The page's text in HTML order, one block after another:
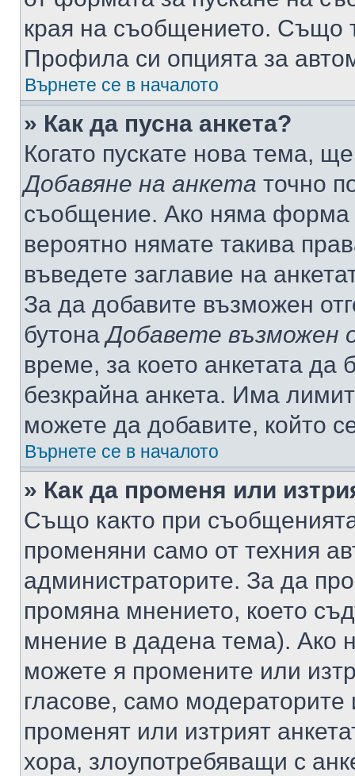
края на съобщението. Също
Профила си опцията за
Върнете се в началото
» Как да пусна анкета?
Когато пускате нова тема,
Добавяне на анкета точно
съобщение. Ако няма форма
вероятно нямате такива
въведете заглавие на
За да добавите възможен
бутонаДобавете възможен
време, за което анкетата да
безкрайна анкета. Има
можете да добавите, който
Върнете се в началото
» Как да променя или
Също както при
променяни само от техния
администраторите. За да
промяна мнението, което
мнение в дадена тема). Ако
можете я промените или
гласове, само
променят или изтрият
хора, злоупотребяващи с